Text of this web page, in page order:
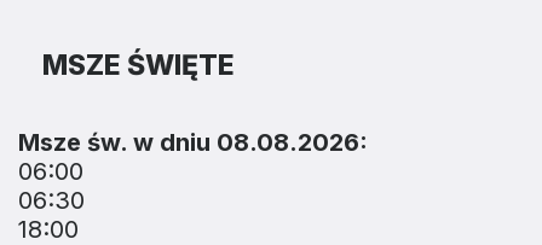
MSZE ŚWIĘTE
Msze św. w dniu 08.08.2026:
06:00
06:30
18:00